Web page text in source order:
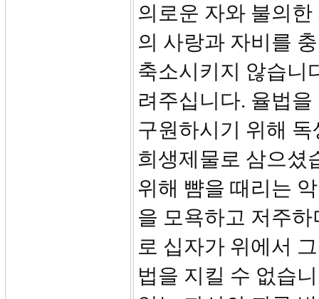
의로운 자와 불의
의 사랑과 자비를
축소시키지 않습니
려주십니다. 율법
구원하시기 위해
희생제물로 삼으셨
위해 뺨을 때리는
을 모욕하고 저주
로 십자가 위에서
법을 지킬 수 없습